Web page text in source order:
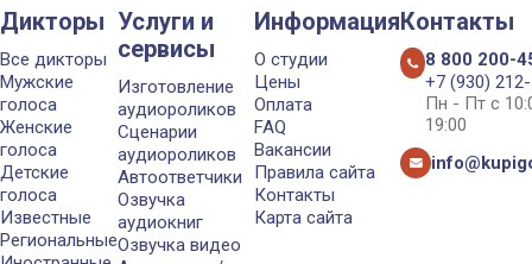
Дикторы
Все дикторы
Мужские
голоса
Женские
голоса
Детские
голоса
Известные
Региональные
Услуги и
сервисы
Изготовление
аудиороликов
Сценарии
аудиороликов
Автоответчики
Озвучка
аудиокниг
Озвучка видео
Информация
О студии
Цены
Оплата
FAQ
Вакансии
Правила сайта
Контакты
Карта сайта
Контакты
8 800 200-
+7 (930)
Пн - Пт с
19:00